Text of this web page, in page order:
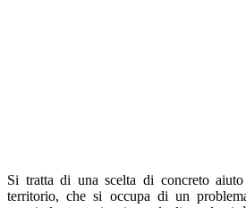
Si tratta di una scelta di concreto
territorio, che si occupa di un